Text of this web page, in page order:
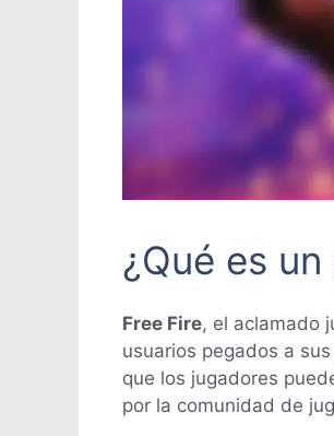
¿Qué es
Free Fire, el aclamado
usuarios pegados a
que los jugadores
por la comunidad de